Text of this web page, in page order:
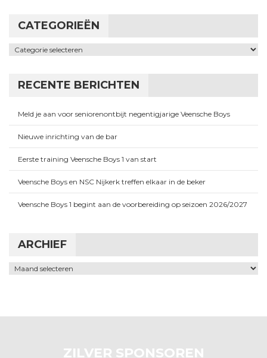
CATEGORIEËN
Categorieën
RECENTE BERICHTEN
Meld je aan voor seniorenontbijt negentigjarige Veensche Boys
Nieuwe inrichting van de bar
Eerste training Veensche Boys 1 van start
Veensche Boys en NSC Nijkerk treffen elkaar in de beker
Veensche Boys 1 begint aan de voorbereiding op seizoen 2026/2027
ARCHIEF
Archief
ZILVER SPONSOREN